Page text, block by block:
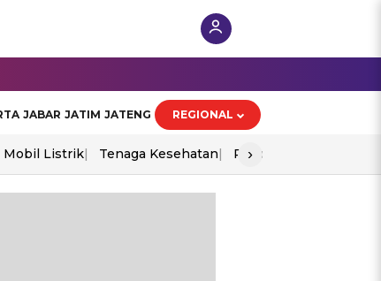
JABAR JATIM JATENG REGIONAL
Mobil Listrik Tenaga Kesehatan Piala Aff 2026
›